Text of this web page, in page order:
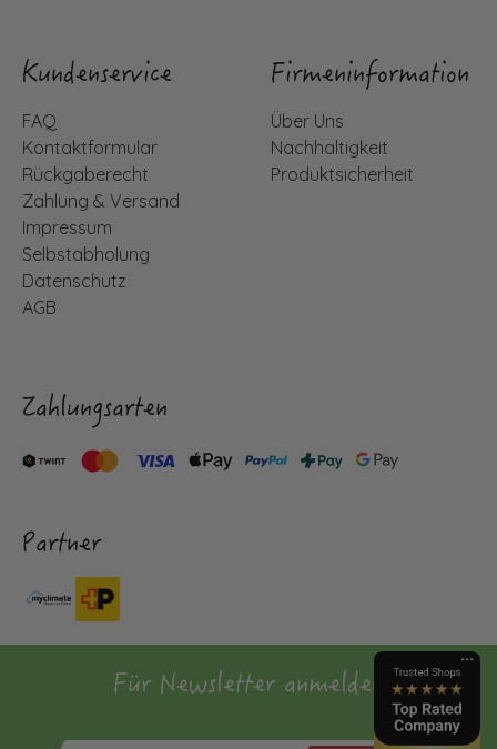
Kundenservice
FAQ
Kontaktformular
Rückgaberecht
Zahlung & Versand
Impressum
Selbstabholung
Datenschutz
AGB
Firmeninformation
Über Uns
Nachhaltigkeit
Produktsicherheit
Zahlungsarten
Partner
Für Newsletter anmelden